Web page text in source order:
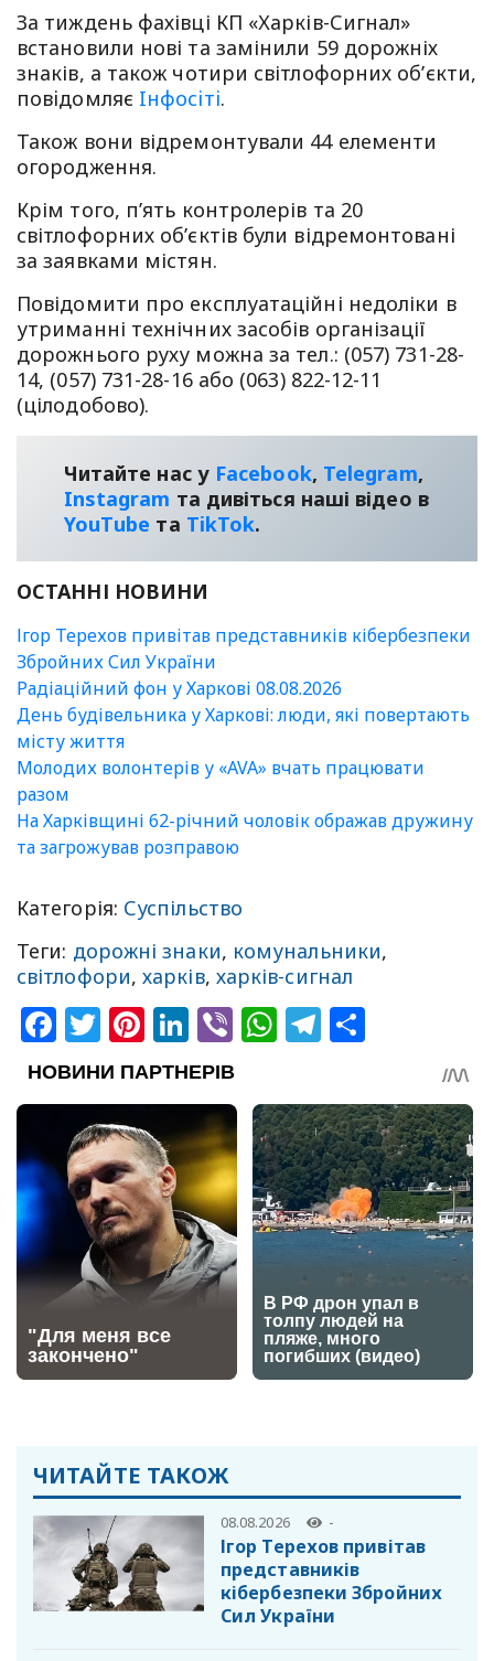
За тиждень фахівці КП «Харків-Сигнал»
встановили нові та замінили 59 дорожніх
знаків, а також чотири світлофорних об’єкти,
повiдомляє Iнфосiтi.
Також вони відремонтували 44 елементи
огородження.
Крім того, п’ять контролерів та 20
світлофорних об’єктів були відремонтовані
за заявками містян.
Повідомити про експлуатаційні недоліки в
утриманні технічних засобів організації
дорожнього руху можна за тел.: (057) 731-28-
14, (057) 731-28-16 або (063) 822-12-11
(цілодобово).
Читайте нас у Facebook, Telegram,
Instagram та дивіться наші відео в
YouТube та TikTok.
ОСТАННІ НОВИНИ
Ігор Терехов привітав представників кібербезпеки
Збройних Сил України
Радіаційний фон у Харкові 08.08.2026
День будівельника у Харкові: люди, які повертають
місту життя
Молодих волонтерів у «AVA» вчать працювати
разом
На Харківщині 62-річний чоловік ображав дружину
та загрожував розправою
Категорія: Суспільство
Теги: дорожні знаки, комунальники,
світлофори,харків, харків-сигнал
Facebook
Twitter
Pinterest
LinkedIn
ViberWhatsApp
Telegram
ЧИТАЙТЕ ТАКОЖ
08.08.2026 -
Ігор Терехов привітав
представників
кібербезпеки Збройних
Сил України